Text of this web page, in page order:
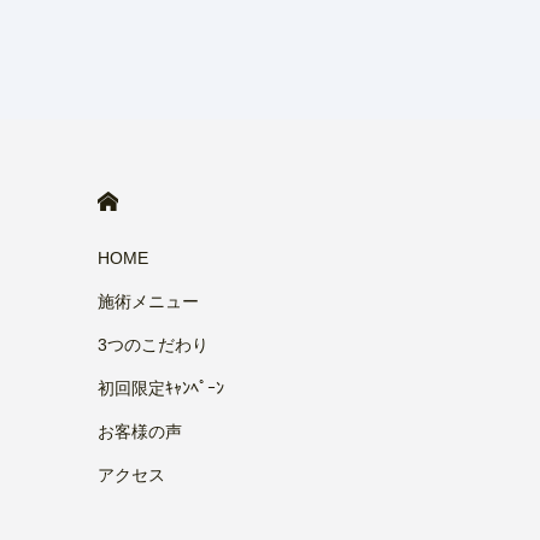
HOME
施術メニュー
3つのこだわり
初回限定ｷｬﾝﾍﾟｰﾝ
お客様の声
アクセス